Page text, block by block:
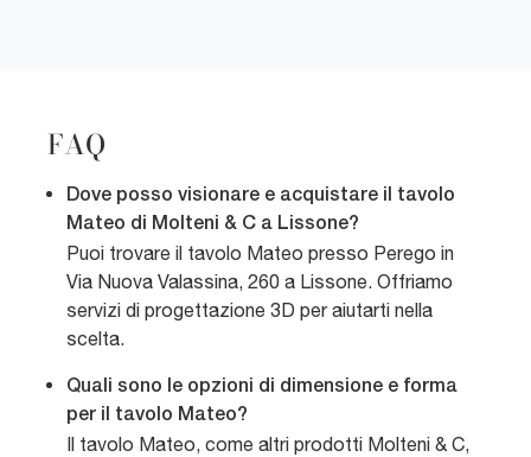
FAQ
Dove posso visionare e acquistare il tavolo
Mateo di Molteni & C a Lissone?
Puoi trovare il tavolo Mateo presso Perego in
Via Nuova Valassina, 260 a Lissone. Offriamo
servizi di progettazione 3D per aiutarti nella
scelta.
Quali sono le opzioni di dimensione e forma
per il tavolo Mateo?
Il tavolo Mateo, come altri prodotti Molteni & C,